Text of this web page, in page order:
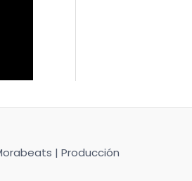
| Producción